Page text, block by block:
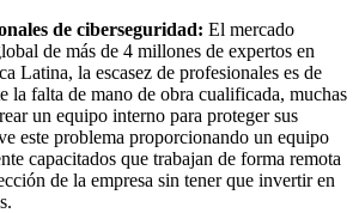
de ciberseguridad: El mercado
de más de 4 millones de expertos en
Latina, la escasez de profesionales es de
la falta de mano de obra cualificada, muchas
un equipo interno para proteger sus
este problema proporcionando un equipo
capacitados que trabajan de forma remota
de la empresa sin tener que invertir en